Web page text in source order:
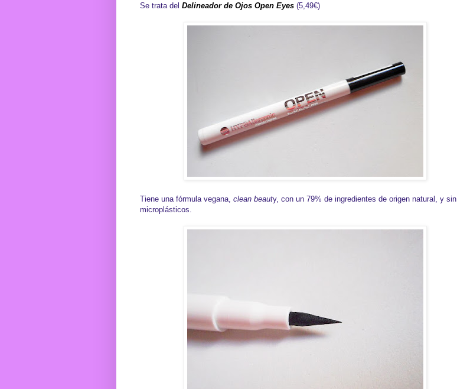
Se trata del Delineador de Ojos Open Eyes (5,49€)
Tiene una fórmula vegana, clean beauty, con un 79% de ingredientes de origen natural, y sin
microplásticos.